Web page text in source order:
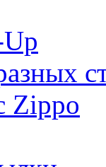
Zippo